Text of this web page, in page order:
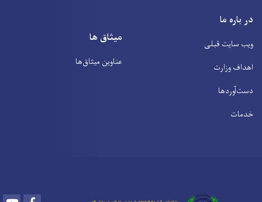
در باره ما
ویب سایت قبلی
اهداف وزارت
دست‌آوردها
خدمات
میثاق ها
عناوین‌ میثاق‌ها